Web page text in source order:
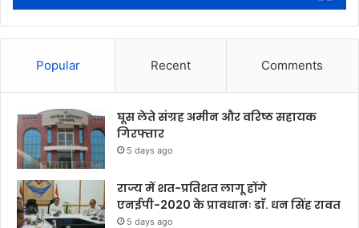
Popular Recent Comments
घूस लेते संग्रह अमीन और वरिष्ठ सहायक
गिरफ्तार
5 days ago
राज्य में शत-प्रतिशत लागू होंगे
एनईपी-2020 के प्रावधानः डाॅ. धन सिंह रावत
5 days ago